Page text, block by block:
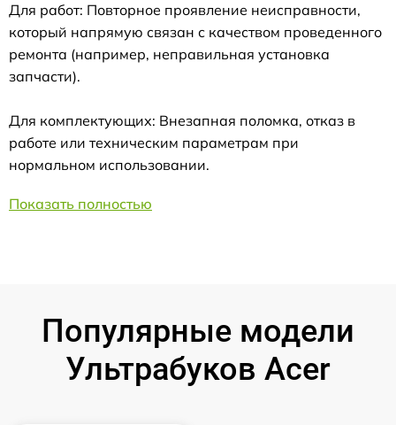
Для работ: Повторное проявление неисправности,
который напрямую связан с качеством проведенного
ремонта (например, неправильная установка
запчасти).
Для комплектующих: Внезапная поломка, отказ в
работе или техническим параметрам при
нормальном использовании.
Показать полностью
Популярные модели
Ультрабуков Acer